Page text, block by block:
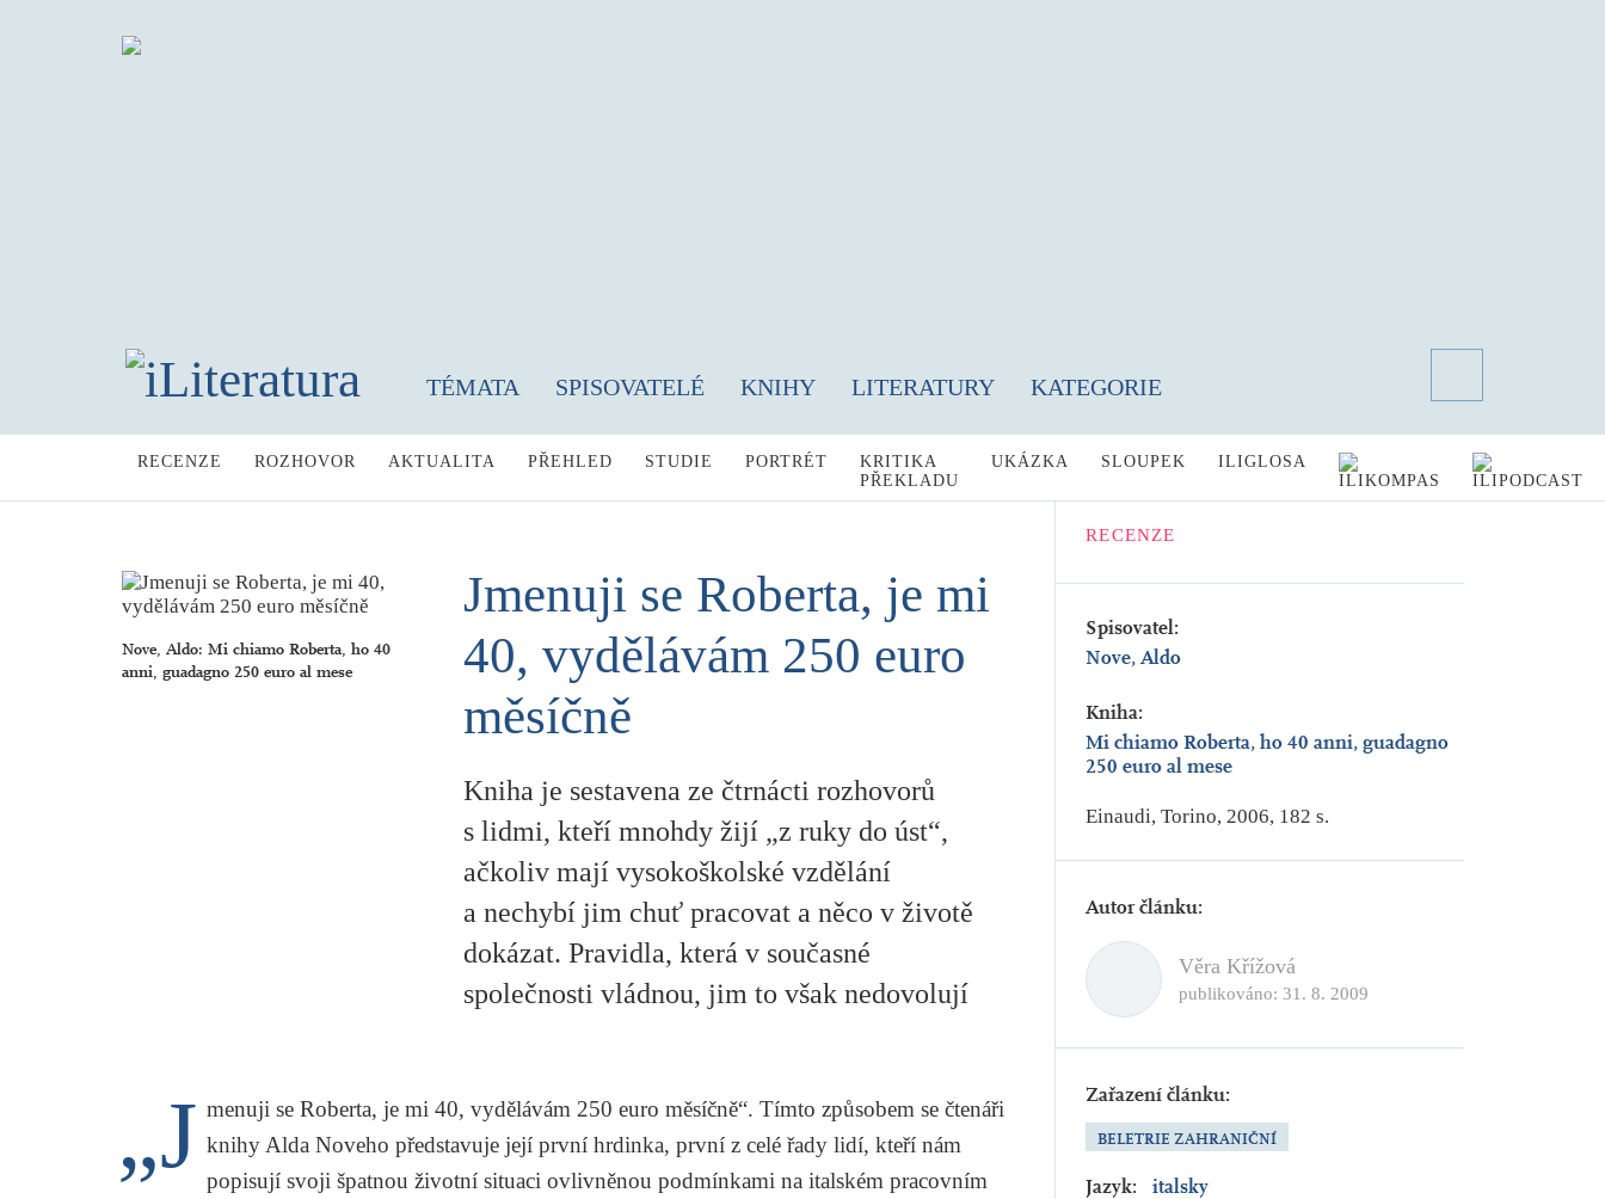
TÉMATA SPISOVATELÉ KNIHY LITERATURY KATEGORIE
RECENZE ROZHOVOR AKTUALITA PŘEHLED STUDIE PORTRÉT
KRITIKA
PŘEKLADU
UKÁZKA SLOUPEK ILIGLOSA
Nove, Aldo: Mi chiamo Roberta, ho 40
anni, guadagno 250 euro al mese
Jmenuji se Roberta, je mi
40, vydělávám 250 euro
měsíčně
Kniha je sestavena ze čtrnácti rozhovorů
s lidmi, kteří mnohdy žijí „z ruky do úst“,
ačkoliv mají vysokoškolské vzdělání
a nechybí jim chuť pracovat a něco v životě
dokázat. Pravidla, která v současné
společnosti vládnou, jim to však nedovolují
„J menuji se Roberta, je mi 40, vydělávám 250 euro měsíčně“. Tímto způsobem se čtenáři
knihy Alda Noveho představuje její první hrdinka, první z celé řady lidí, kteří nám
popisují svoji špatnou životní situaci ovlivněnou podmínkami na italském pracovním
RECENZE
Spisovatel:
Nove, Aldo
Kniha:
Mi chiamo Roberta, ho 40 anni, guadagno
250 euro al mese
Einaudi, Torino, 2006, 182 s.
Autor článku:
Věra Křížová
publikováno:31. 8. 2009
Zařazení článku:
BELETRIE ZAHRANIČNÍ
Jazyk:
italsky